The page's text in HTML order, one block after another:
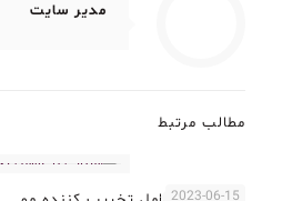
مدیر سایت
مطالب مرتبط
2023-06-15